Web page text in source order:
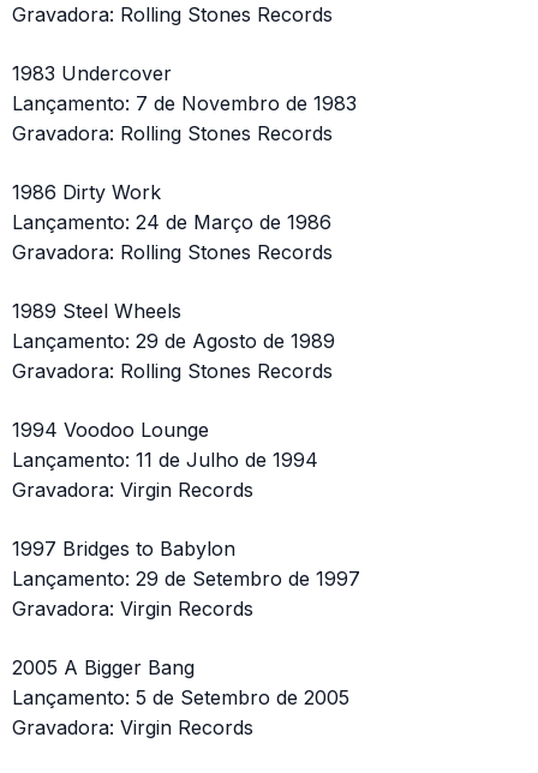
Gravadora: Rolling Stones Records
1983 Undercover
Lançamento: 7 de Novembro de 1983
Gravadora: Rolling Stones Records
1986 Dirty Work
Lançamento: 24 de Março de 1986
Gravadora: Rolling Stones Records
1989 Steel Wheels
Lançamento: 29 de Agosto de 1989
Gravadora: Rolling Stones Records
1994 Voodoo Lounge
Lançamento: 11 de Julho de 1994
Gravadora: Virgin Records
1997 Bridges to Babylon
Lançamento: 29 de Setembro de 1997
Gravadora: Virgin Records
2005 A Bigger Bang
Lançamento: 5 de Setembro de 2005
Gravadora: Virgin Records